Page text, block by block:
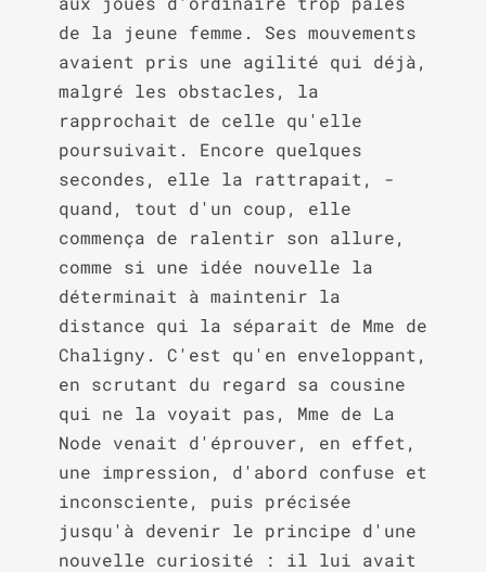
de la jeune femme. Ses mouvements
avaient pris une agilité qui déjà,
malgré les obstacles, la
rapprochait de celle qu'elle
poursuivait. Encore quelques
secondes, elle la rattrapait, -
quand, tout d'un coup, elle
commença de ralentir son allure,
comme si une idée nouvelle la
déterminait à maintenir la
distance qui la séparait de Mme de
Chaligny. C'est qu'en enveloppant,
en scrutant du regard sa cousine
qui ne la voyait pas, Mme de La
Node venait d'éprouver, en effet,
une impression, d'abord confuse et
inconsciente, puis précisée
jusqu'à devenir le principe d'une
nouvelle curiosité : il lui avait